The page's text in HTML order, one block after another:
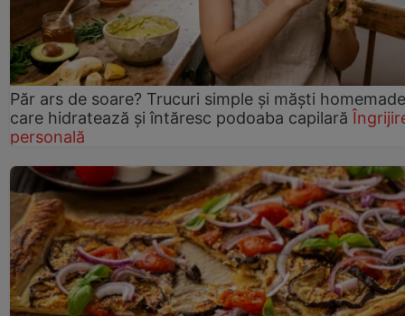
Păr ars de soare? Trucuri simple și măști homemade
care hidratează și întăresc podoaba capilară
personală